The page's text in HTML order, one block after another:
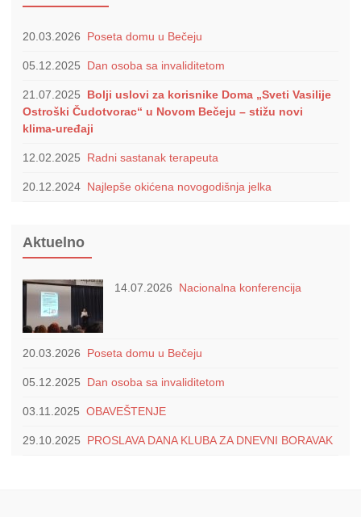
20.03.2026 Poseta domu u Bečeju
05.12.2025 Dan osoba sa invaliditetom
21.07.2025
Bolji uslovi za korisnike Doma „Sveti Vasilije
Ostroški Čudotvorac“ u Novom Bečeju – stižu novi
klima-uređaji
12.02.2025 Radni sastanak terapeuta
20.12.2024 Najlepše okićena novogodišnja jelka
Aktuelno
14.07.2026 Nacionalna konferencija
20.03.2026 Poseta domu u Bečeju
05.12.2025 Dan osoba sa invaliditetom
03.11.2025 OBAVEŠTENJE
29.10.2025 PROSLAVA DANA KLUBA ZA DNEVNI BORAVAK